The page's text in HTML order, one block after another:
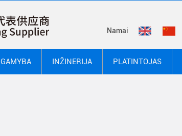
Namai
GAMYBA INŽINERIJA PLATINTOJAS